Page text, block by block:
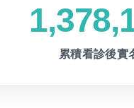
累積看診後實